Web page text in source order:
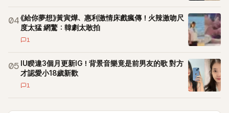
04《給你夢想》黃寅燁、惠利激情床戲瘋傳！火辣激吻尺
度太猛 網驚：韓劇太敢拍
1
05 IU睽違3個月更新IG！背景音樂竟是前男友的歌 對方
才認愛小18歲新歡
1